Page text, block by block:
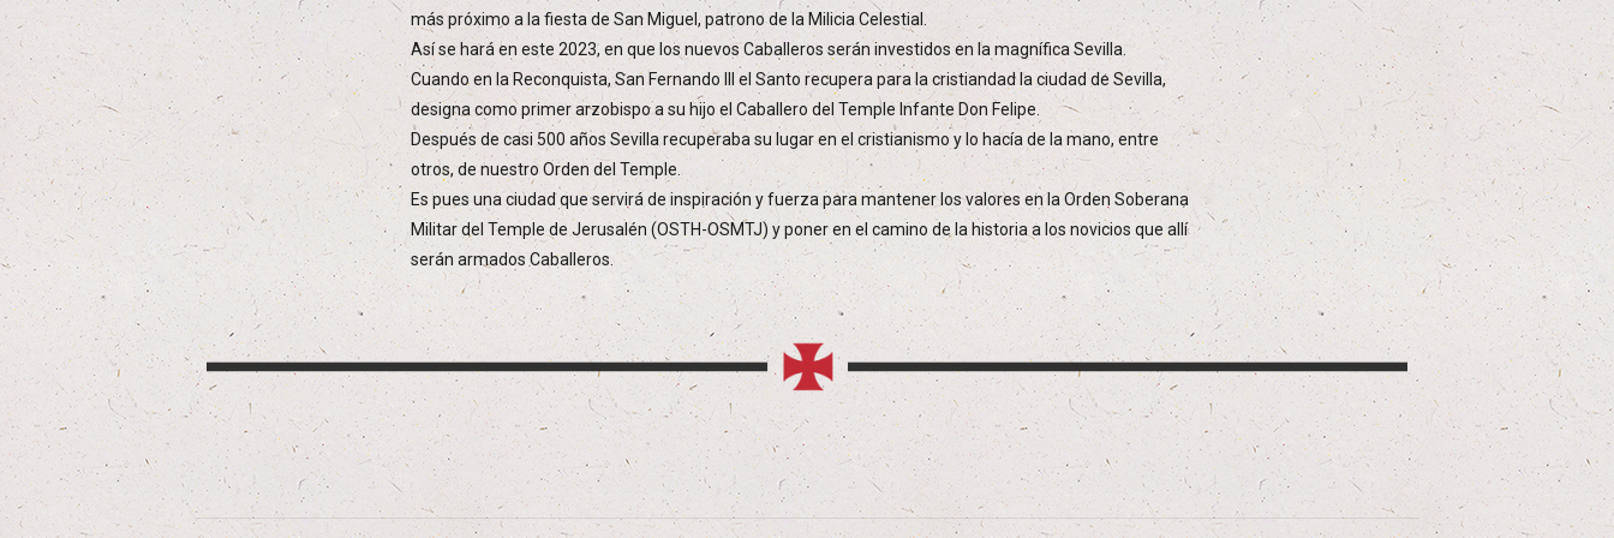
más próximo a la fiesta de San Miguel, patrono de la Milicia Celestial.
Así se hará en este 2023, en que los nuevos Caballeros serán investidos en la magnífica Sevilla.
Cuando en la Reconquista, San Fernando III el Santo recupera para la cristiandad la ciudad de Sevilla,
designa como primer arzobispo a su hijo el Caballero del Temple Infante Don Felipe.
Después de casi 500 años Sevilla recuperaba su lugar en el cristianismo y lo hacía de la mano, entre
otros, de nuestro Orden del Temple.
Es pues una ciudad que servirá de inspiración y fuerza para mantener los valores en la Orden Soberana
Militar del Temple de Jerusalén (OSTH-OSMTJ) y poner en el camino de la historia a los novicios que allí
serán armados Caballeros.